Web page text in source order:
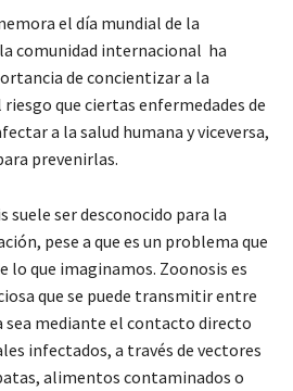
el día mundial de la
comunidad internacional ha
de concientizar a la
que ciertas enfermedades de
a la salud humana y viceversa,
prevenirlas.
suele ser desconocido para la
pese a que es un problema que
lo que imaginamos. Zoonosis es
que se puede transmitir entre
sea mediante el contacto directo
infectados, a través de vectores
alimentos contaminados o